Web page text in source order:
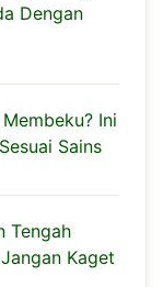
Dengan
Ini
Sains
Tengah
Kaget